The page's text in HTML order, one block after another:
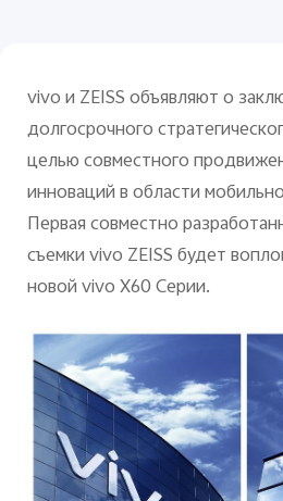
vivo и ZEISS объявляют о
долгосрочного
целью совместного
инноваций в области
Первая совместно
съемки vivo ZEISS будет
новой vivo X60 Серии.